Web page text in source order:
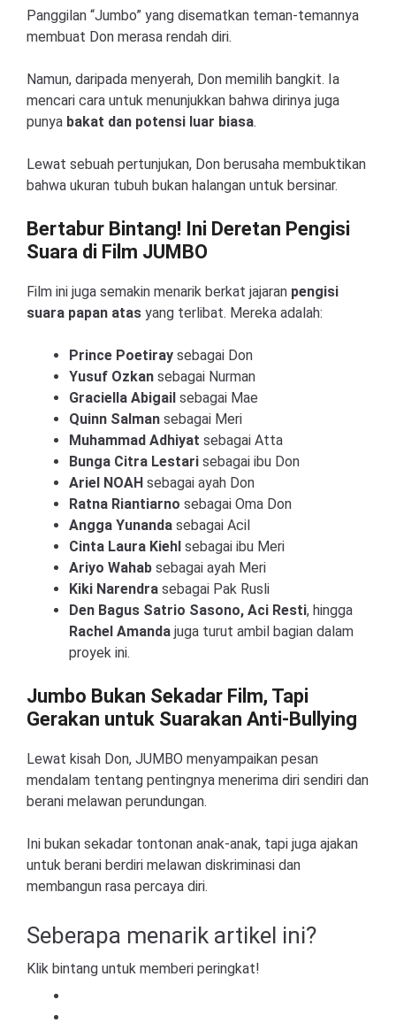
Panggilan “Jumbo” yang disematkan teman-temannya
membuat Don merasa rendah diri.
Namun, daripada menyerah, Don memilih bangkit. Ia
mencari cara untuk menunjukkan bahwa dirinya juga
punya bakat dan potensi luar biasa.
Lewat sebuah pertunjukan, Don berusaha membuktikan
bahwa ukuran tubuh bukan halangan untuk bersinar.
Bertabur Bintang! Ini Deretan Pengisi
Suara di Film JUMBO
Film ini juga semakin menarik berkat jajaran pengisi
suara papan atas yang terlibat. Mereka adalah:
Prince Poetiray sebagai Don
Yusuf Ozkan sebagai Nurman
Graciella Abigail sebagai Mae
Quinn Salman sebagai Meri
Muhammad Adhiyat sebagai Atta
Bunga Citra Lestari sebagai ibu Don
Ariel NOAH sebagai ayah Don
Ratna Riantiarno sebagai Oma Don
Angga Yunanda sebagai Acil
Cinta Laura Kiehl sebagai ibu Meri
Ariyo Wahab sebagai ayah Meri
Kiki Narendra sebagai Pak Rusli
Den Bagus Satrio Sasono, Aci Resti, hingga
Rachel Amanda juga turut ambil bagian dalam
proyek ini.
Jumbo Bukan Sekadar Film, Tapi
Gerakan untuk Suarakan Anti-Bullying
Lewat kisah Don, JUMBO menyampaikan pesan
mendalam tentang pentingnya menerima diri sendiri dan
berani melawan perundungan.
Ini bukan sekadar tontonan anak-anak, tapi juga ajakan
untuk berani berdiri melawan diskriminasi dan
membangun rasa percaya diri.
Seberapa menarik artikel ini?
Klik bintang untuk memberi peringkat!